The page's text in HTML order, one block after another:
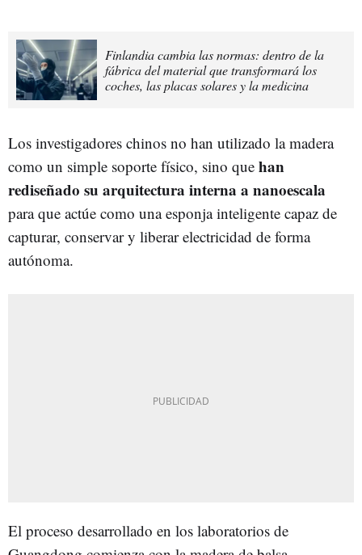
Finlandia cambia las normas: dentro de la
fábrica del material que transformará los
coches, las placas solares y la medicina
Los investigadores chinos no han utilizado la madera
como un simple soporte físico, sino que han
rediseñado su arquitectura interna a nanoescala
para que actúe como una esponja inteligente capaz de
capturar, conservar y liberar electricidad de forma
autónoma.
El proceso desarrollado en los laboratorios de